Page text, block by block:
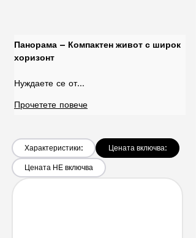
Панорама – Компактен живот с широк
хоризонт
Нуждаете се от…
Прочетете повече
Характеристики:
Цената включва:
Цената НЕ включва